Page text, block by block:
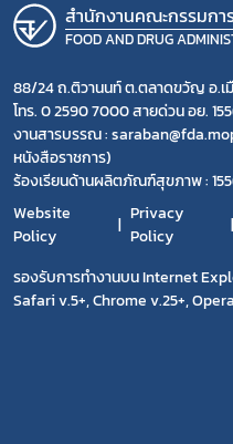
สำนักงานคณะกรรมกา
FOOD AND DRUG
88/24 ถ.ติวานนท์ ต.ตลาดขวัญ อ.เ
โทร. 0 2590 7000 สายด่วน อย.
งานสารบรรณ :
หนังสือราชการ)
ร้องเรียนด้านผลิตภัณฑ์สุขภาพ :
Website
Policy
Privacy
Policy
รองรับการทำงานบน Internet
Safari v.5+, Chrome v.25+,